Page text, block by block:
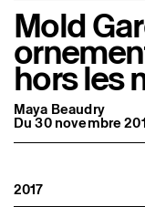
Mold
hors les
Maya Beaudry
Du 30 novembre
2017